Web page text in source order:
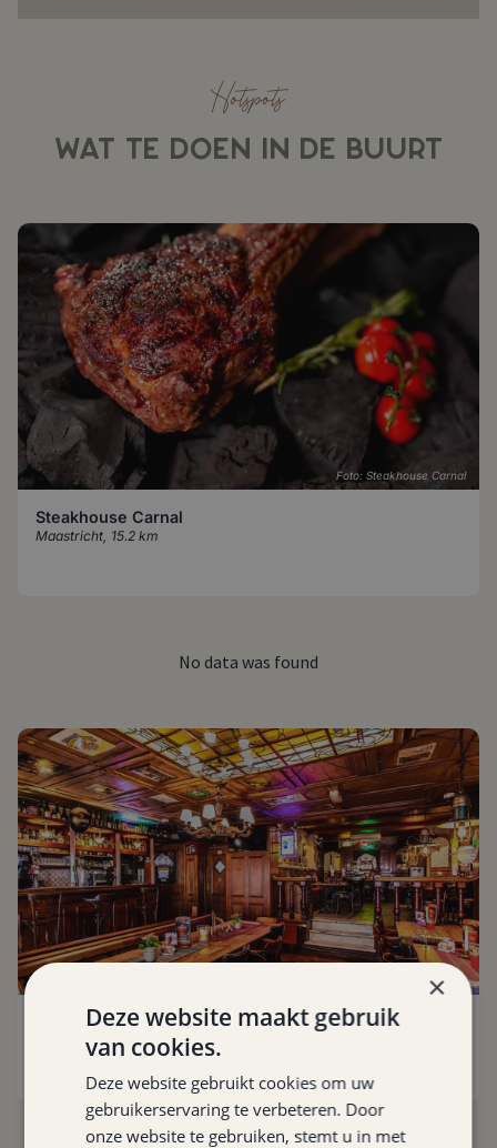
Hotspots
WAT TE DOEN IN DE BUURT
Foto: Steakhouse Carnal
Steakhouse Carnal
Maastricht, 15.2 km
No data was found
Pub Henry VIII
Valkenburg, 3.9 km
×
Deze website maakt gebruik
van cookies.
Deze website gebruikt cookies om uw
gebruikerservaring te verbeteren. Door
onze website te gebruiken, stemt u in met